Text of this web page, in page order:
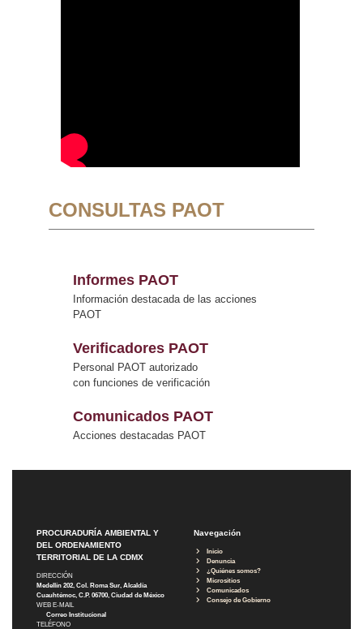
CONSULTAS PAOT
Informes PAOT
Información destacada de las acciones
PAOT
Verificadores PAOT
Personal PAOT autorizado
con funciones de verificación
Comunicados PAOT
Acciones destacadas PAOT
PROCURADURÍA AMBIENTAL Y
DEL ORDENAMIENTO
TERRITORIAL DE LA CDMX
DIRECCIÓN
Medellín 202, Col. Roma Sur, Alcaldía
Cuauhtémoc, C.P. 06700, Ciudad de México
WEB E-MAIL
Correo Institucional
TELÉFONO
Navegación
Inicio
Denuncia
¿Quiénes somos?
Micrositios
Comunicados
Consejo de Gobierno